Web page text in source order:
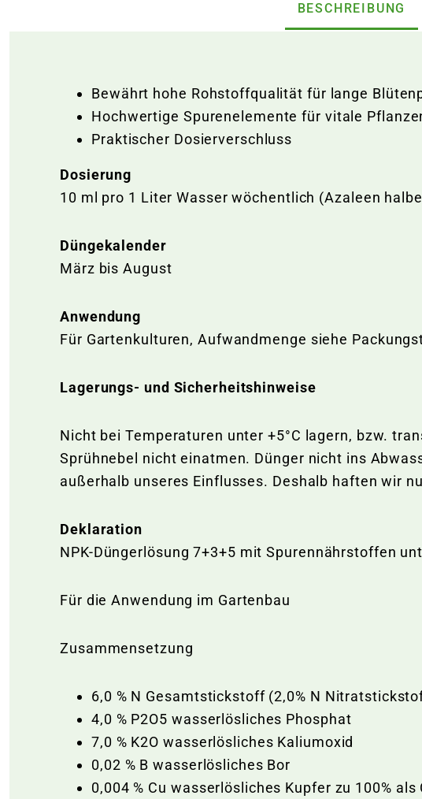
BESCHREIBUNG
Bewährt hohe Rohstoffqualität für lange
Hochwertige Spurenelemente für vitale
Praktischer Dosierverschluss
Dosierung
10 ml pro 1 Liter Wasser wöchentlich (Azaleen
Düngekalender
März bis August
Anwendung
Für Gartenkulturen, Aufwandmenge siehe
Lagerungs- und Sicherheitshinweise
Nicht bei Temperaturen unter +5°C lagern, bzw.
Sprühnebel nicht einatmen. Dünger nicht ins
außerhalb unseres Einflusses. Deshalb haften wir
Deklaration
NPK-Düngerlösung 7+3+5 mit Spurennährstoffen
Für die Anwendung im Gartenbau
Zusammensetzung
6,0 % N Gesamtstickstoff (2,0% N
4,0 % P2O5 wasserlösliches Phosphat
7,0 % K2O wasserlösliches Kaliumoxid
0,02 % B wasserlösliches Bor
0,004 % Cu wasserlösliches Kupfer zu 100% als